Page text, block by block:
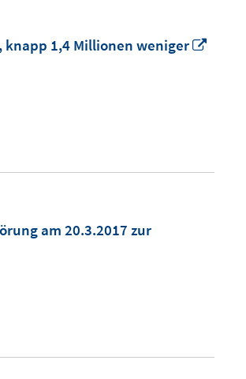
1,4 Millionen weniger
am 20.3.2017 zur